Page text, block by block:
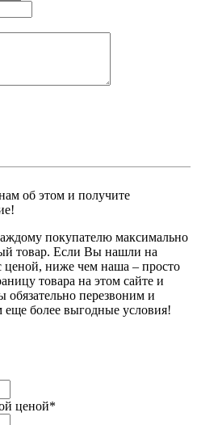
об этом и получите
покупателю максимально
товар. Если Вы нашли на
ценой, ниже чем наша – просто
товара на этом сайте и
перезвоним и
еще более выгодные условия!
ценой*